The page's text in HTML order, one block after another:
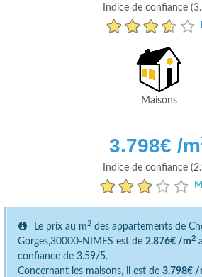
Indice de confiance
Maisons
3.798€ /m
Indice de confiance
Le prix au m 2 des appartements de
Gorges,30000-NIMES est de 2.876€ /m2
confiance de 3.59/5.
Concernant les maisons, il est de 3.798€ /